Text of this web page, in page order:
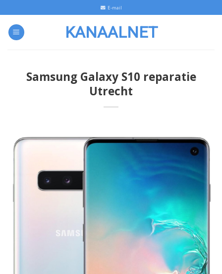
to
content
E-mail
KANAALNET
Samsung Galaxy S10 reparatie
Utrecht